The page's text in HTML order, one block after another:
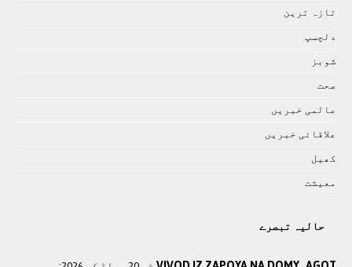
تازہ ترين
دلچسپ
شوبز
صحت
عالمی خبريں
علاقائی خبريں
کھيل
معيشت
حالیہ تبصرے